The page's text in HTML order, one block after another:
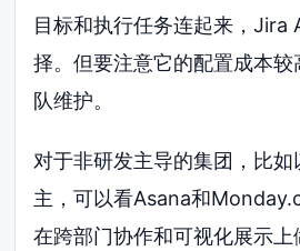
目标和执行任务连起来，Jira
择。但要注意它的配置成本较
队维护。
对于非研发主导的集团，比
主，可以看Asana和
在跨部门协作和可视化展示